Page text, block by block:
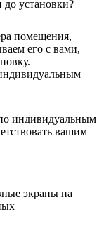
до установки?
помещения,
его с вами,
индивидуальным
вашим
экраны на